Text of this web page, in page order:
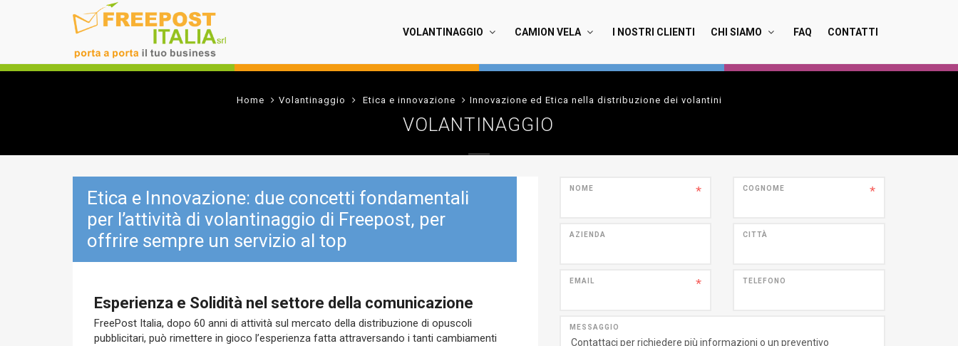
VOLANTINAGGIO CAMION VELA I NOSTRI CLIENTI CHI SIAMO FAQ CONTATTI
Home Volantinaggio Etica e innovazione Innovazione ed Etica nella distribuzione dei volantini
VOLANTINAGGIO
Etica e Innovazione: due concetti fondamentali
per l’attività di volantinaggio di Freepost, per
offrire sempre un servizio al top
Esperienza e Solidità nel settore della comunicazione
FreePost Italia, dopo 60 anni di attività sul mercato della distribuzione di opuscoli
pubblicitari, può rimettere in gioco l’esperienza fatta attraversando i tanti cambiamenti
*
NOME *
COGNOME
AZIENDA CITTÀ
*
EMAIL TELEFONO
MESSAGGIO